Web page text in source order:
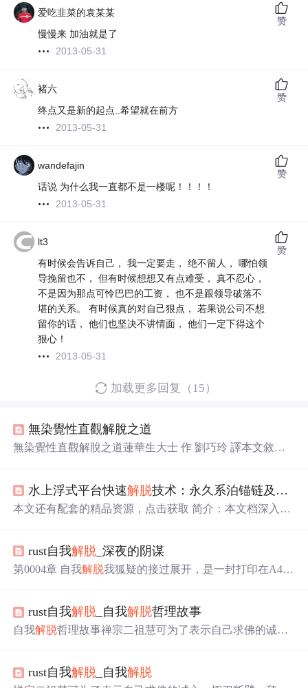
爱吃韭菜的袁某某
慢慢来 加油就是了
2013-05-31
赞
褚六
终点又是新的起点..希望就在前方
2013-05-31
赞
wandefajin
话说 为什么我一直都不是一楼呢！！！！
2013-05-31
赞
lt3
有时候会告诉自己， 我一定要走， 绝不留人， 哪怕领
导挽留也不， 但有时候想想又有点难受， 真不忍心，
不是因为那点可怜巴巴的工资， 也不是跟领导破落不
堪的关系。 有时候真的对自己狠点， 若果说公司不想
留你的话， 他们也坚决不讲情面， 他们一定下得这个
狠心！
2013-05-31
赞
加载更多回复（15）
無染覺性直觀解脫之道
無染覺性直觀解脫之道蓮華生大士 作 劉巧玲 譯本文敘述
一敬禮法報化三身，敬禮一切圓證空明覺性之諸佛。 二
我將開示『無染覺性直觀解脫之道』， 源自『寧靜忿怒尊
妙！ 娑婆與涅
水上浮式平台快速解脱技术：永久系泊锚链及设备
本文还有配套的精品资源，点击获取 简介：本文档深入探
链设计要素、快速 解脱技术、解脱
全操作规范和案例分析。这些知识对于确保平台的稳定性
和...
rust自我解脱 _深夜的阴谋
第0004章 自我解脱我狐疑的接过展开，是一封打印在A4纸
你，无疑为我灰暗的人生涂抹了一片华丽的油彩，让我欢
喜。我对你的依恋早就融进了血液里，成为我生命的一部
惜自己，坚强的走下去，不要因我的离去而神...
rust自我解脱 _自我解脱哲理故事
自我解脱哲理故事禅宗二祖慧可为了表示自己求佛的诚
我。”慧可不得不说：“弟子无法办到。”达摩开导他说：
rust自我解脱 _自我解脱